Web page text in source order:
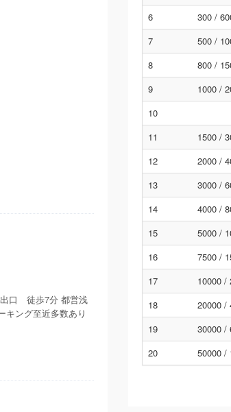
口 徒歩7分 都営浅
ング至近多数あり
6
300 /
7
500 /
8
800 /
9
1000 /
10
11
1500 /
12
2000 /
13
3000 /
14
4000 /
15
5000 /
16
7500 /
17
10000 /
18
20000 /
19
30000 /
20
50000 /